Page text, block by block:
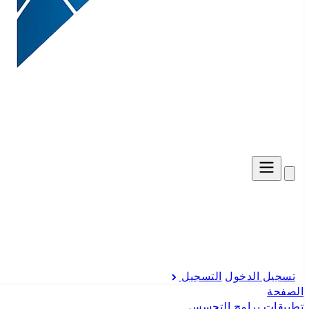
تسجيل الدخول التسجيل
الصفحة